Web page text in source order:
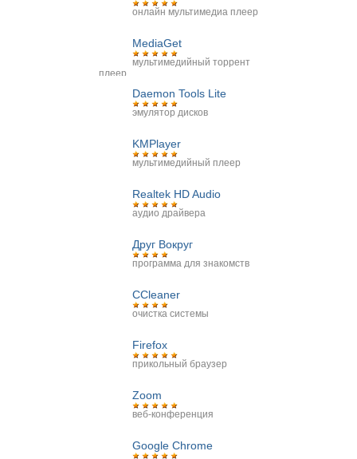
онлайн мультимедиа плеер
MediaGet
мультимедийный торрент
плеер
Daemon Tools Lite
эмулятор дисков
KMPlayer
мультимедийный плеер
Realtek HD Audio
аудио драйвера
Друг Вокруг
программа для знакомств
CCleaner
очистка системы
Firefox
прикольный браузер
Zoom
веб-конференция
Google Chrome